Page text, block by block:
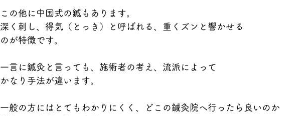
この他に中国式の鍼もあります。
深く刺し、得気（とっき）と呼ばれる、重くズンと響かせる
のが特徴です。
一言に鍼灸と言っても、施術者の考え、流派によって
かなり手法が違います。
一般の方にはとてもわかりにくく、どこの鍼灸院へ行ったら良いのか